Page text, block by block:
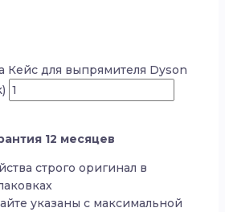
Кейс для выпрямителя Dyson
12 месяцев
строго оригинал в
указаны с максимальной